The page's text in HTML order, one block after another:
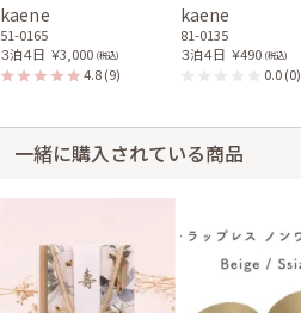
kaene
51-0165
３泊４日 ￥3,000 (税込)
4.8(9)
kaene
81-0135
３泊４日 ￥490 (税込)
0.0(0)
一緒に購入されている商品